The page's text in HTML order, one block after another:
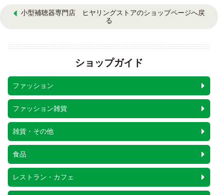
小型補聴器専門店 ヒヤリングストアのショップページへ戻
る
ショップガイド
ファッション
ファッション雑貨
雑貨・その他
食品
レストラン・カフェ